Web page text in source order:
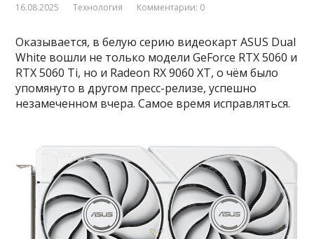
16.08.2025 Технология Комментарии: 0
Оказывается, в белую серию видеокарт ASUS Dual
White вошли не только модели GeForce RTX 5060 и
RTX 5060 Ti, но и Radeon RX 9060 XT, о чём было
упомянуто в другом пресс-релизе, успешно
незамеченном вчера. Самое время исправляться.